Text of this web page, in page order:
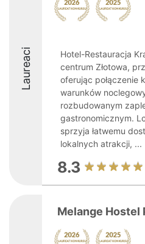
Laureaci
Hotel-Restauracja
centrum Złotowa,
oferując połączenie
warunków
rozbudowanym
gastronomicznym.
sprzyja łatwemu
lokalnych atrakcji, ...
8.3
Melange Hostel